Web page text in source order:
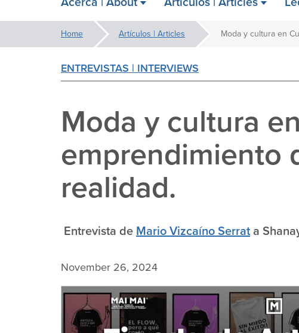
Capacity
Building
Project
You
are
here:
Home Artículos | Articles
ENTREVISTAS | INTERVIEWS
Moda y cultura
emprendimiento
realidad.
Entrevista de Mario Vizcaíno Serrata
November 26, 2024